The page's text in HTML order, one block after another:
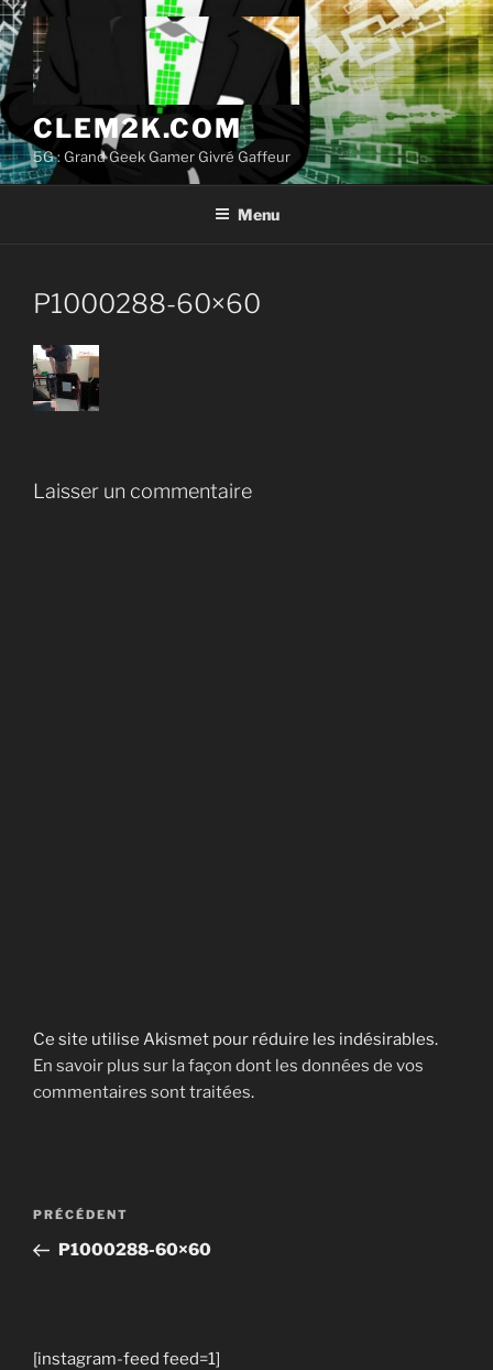
Aller
au
contenu
principal
CLEM2K.COM
5G : Grand Geek Gamer Givré Gaffeur
Menu
P1000288-60×60
Laisser un commentaire
Ce site utilise Akismet pour réduire les indésirables.
En savoir plus sur la façon dont les données de vos
commentaires sont traitées.
Navigation
l’article
Article
précédent
PRÉCÉDENT
P1000288-60×60
[instagram-feed feed=1]